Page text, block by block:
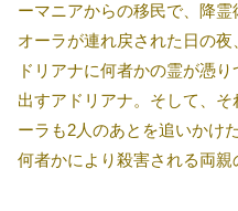
ーマニアからの移民で、降霊
オーラが連れ戻された日の
ドリアナに何者かの霊が憑
出すアドリアナ。そして、
ーラも2人のあとを追いかけ
何者かにより殺害される両